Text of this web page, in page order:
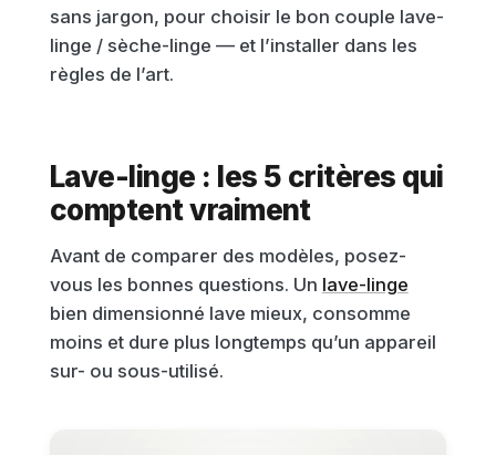
sans jargon, pour choisir le bon couple lave-
linge / sèche-linge — et l’installer dans les
règles de l’art.
Lave-linge : les 5 critères qui
comptent vraiment
Avant de comparer des modèles, posez-
vous les bonnes questions. Un lave-linge
bien dimensionné lave mieux, consomme
moins et dure plus longtemps qu’un appareil
sur- ou sous-utilisé.